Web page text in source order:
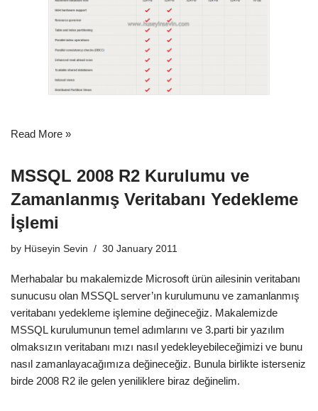
Read More »
MSSQL 2008 R2 Kurulumu ve
Zamanlanmış Veritabanı Yedekleme
İşlemi
by Hüseyin Sevin 30 January 2011
Merhabalar bu makalemizde Microsoft ürün ailesinin veritabanı
sunucusu olan MSSQL server’ın kurulumunu ve zamanlanmış
veritabanı yedekleme işlemine değineceğiz. Makalemizde
MSSQL kurulumunun temel adımlarını ve 3.parti bir yazılım
olmaksızın veritabanı mızı nasıl yedekleyebileceğimizi ve bunu
nasıl zamanlayacağımıza değineceğiz. Bunula birlikte isterseniz
birde 2008 R2 ile gelen yeniliklere biraz değinelim.